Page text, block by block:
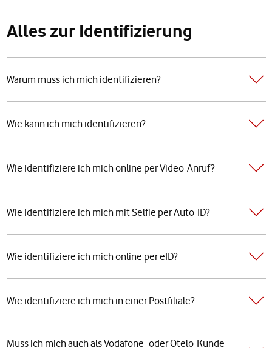
Alles zur Identifizierung
Warum muss ich mich identifizieren?
Wie kann ich mich identifizieren?
Wie identifiziere ich mich online per Video-Anruf?
Wie identifiziere ich mich mit Selfie per Auto-ID?
Wie identifiziere ich mich online per eID?
Wie identifiziere ich mich in einer Postfiliale?
Muss ich mich auch als Vodafone- oder Otelo-Kunde